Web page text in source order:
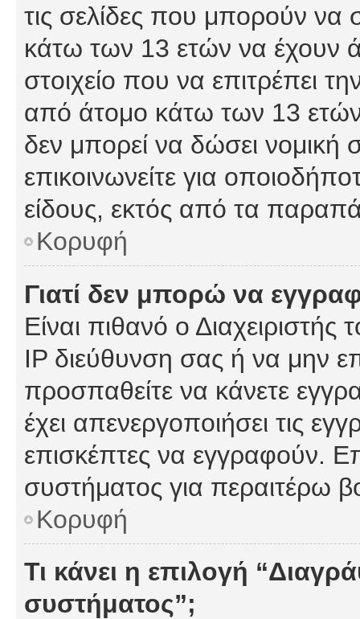
τις σελίδες που μπορούν να
κάτω των 13 ετών να έχουν
στοιχείο που να επιτρέπει
από άτομο κάτω των 13
δεν μπορεί να δώσει νομική
επικοινωνείτε για
είδους, εκτός από τα
Κορυφή
Γιατί δεν μπορώ να
Είναι πιθανό ο
IP διεύθυνση σας ή να μην
προσπαθείτε να κάνετε
έχει απενεργοποιήσει τις
επισκέπτες να εγγραφούν.
συστήματος για περαιτέρω
Κορυφή
Τι κάνει η επιλογή
συστήματος”;